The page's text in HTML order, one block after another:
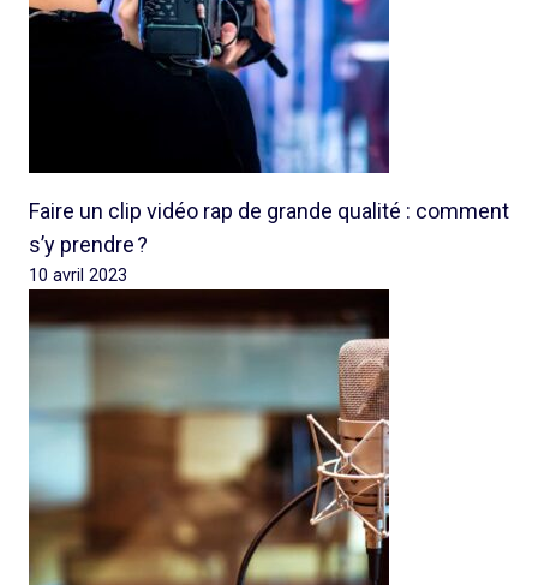
Faire un clip vidéo rap de grande qualité : comment
s’y prendre ?
10 avril 2023